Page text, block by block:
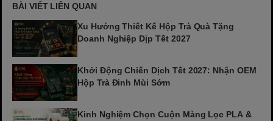
BÀI VIẾT LIÊN QUAN
Xu Hướng Thiết Kế Hộp Trà Quà Tặng
Doanh Nghiệp Dịp Tết 2027
Khởi Động Chiến Dịch Tết 2027: Nhận OEM
Hộp Trà Đinh Mùi Sớm
Kinh Nghiệm Chọn Cuộn Màng Lọc PLA &